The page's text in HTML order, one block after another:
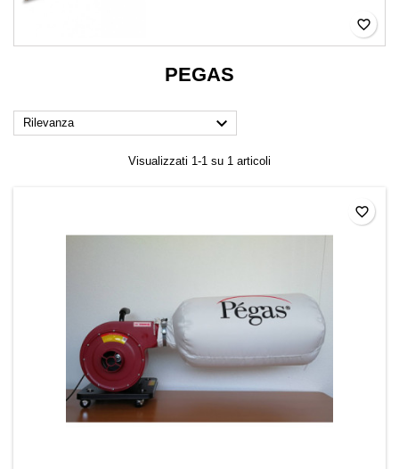
favorite_border
PEGAS
Rilevanza 
Visualizzati 1-1 su 1 articoli
favorite_border